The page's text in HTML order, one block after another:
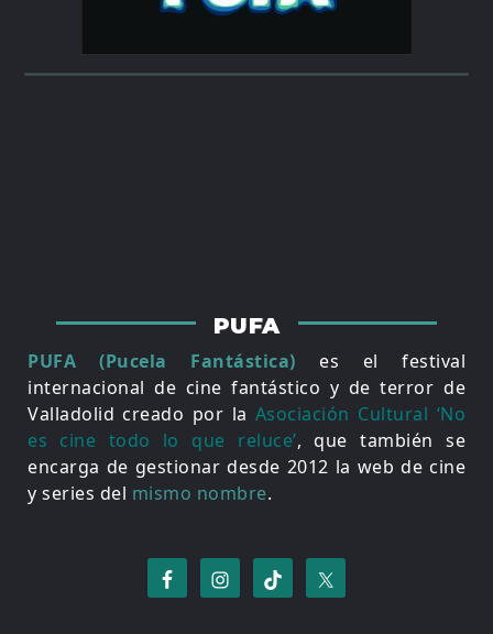
PUFA
PUFA (Pucela Fantástica) es el festival
internacional de cine fantástico y de terror de
Valladolid creado por la Asociación Cultural ‘No
es cine todo lo que reluce’, que también se
encarga de gestionar desde 2012 la web de cine
y series del mismo nombre.